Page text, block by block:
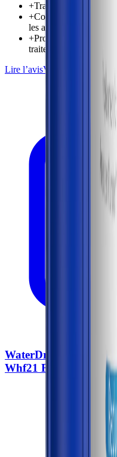
+Traite l’eau entrante
+Contribue à réduire
les appareils
+Protection de
traitement central
Lire l’avisVérifier le prix
WaterDrop Filtre
Whf21 Fg